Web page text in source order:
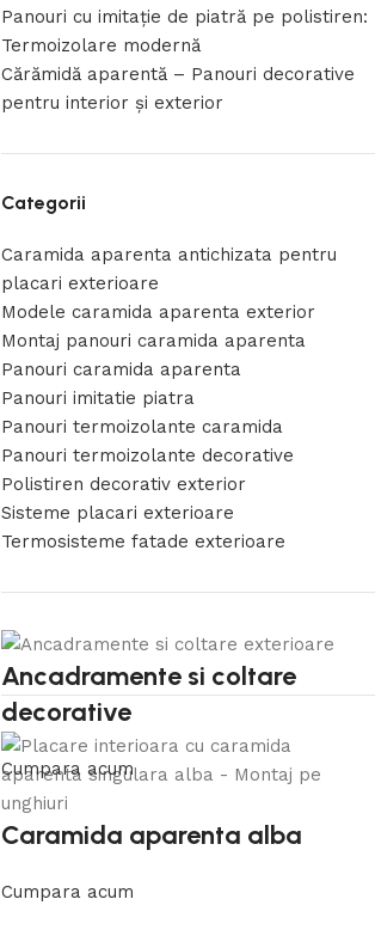
Panouri cu imitație de piatră pe polistiren:
Termoizolare modernă
Cărămidă aparentă – Panouri decorative
pentru interior și exterior
Categorii
Caramida aparenta antichizata pentru
placari exterioare
Modele caramida aparenta exterior
Montaj panouri caramida aparenta
Panouri caramida aparenta
Panouri imitatie piatra
Panouri termoizolante caramida
Panouri termoizolante decorative
Polistiren decorativ exterior
Sisteme placari exterioare
Termosisteme fatade exterioare
Ancadramente si coltare
decorative
Cumpara acum
Caramida aparenta alba
Cumpara acum